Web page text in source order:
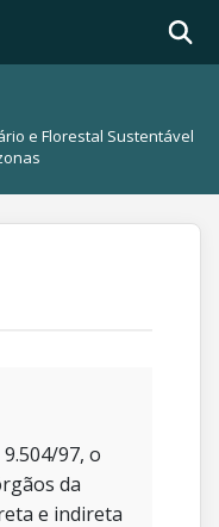
e Florestal Sustentável
97, o
da
e indireta